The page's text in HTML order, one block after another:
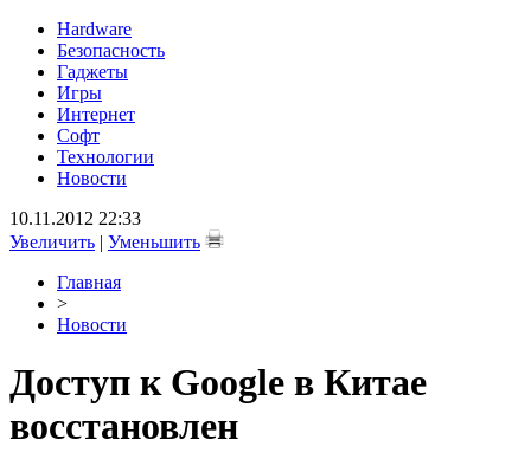
Hardware
Безопасность
Гаджеты
Игры
Интернет
Софт
Технологии
Новости
10.11.2012 22:33
Увеличить | Уменьшить
Главная
>
Новости
Доступ к Google в Китае
восстановлен